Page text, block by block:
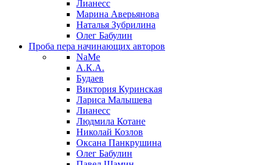
Лианесс
Марина Аверьянова
Наталья Зубрилина
Олег Бабулин
Проба пера начинающих авторов
NaMe
А.К.А.
Будаев
Виктория Куринская
Лариса Малышева
Лианесс
Людмила Котане
Николай Козлов
Оксана Панкрушина
Олег Бабулин